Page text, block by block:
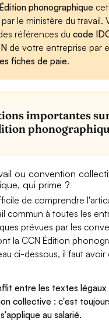
phonographique
le ministère du travail.
références ducode
de votre entreprise par
fiches de paie.
importantes
ou convention
qui prime ?
de comprendre
commun à toutes les
prévues par les
la CCN Édition
ci-dessous, il faut
entre les textes légaux
collective : c'est
au salarié.